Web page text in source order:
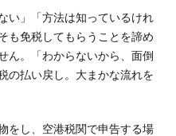
い」「方法は知っているけれ
も免税してもらうことを諦め
ん。「わからないから、面倒
の払い戻し。大まかな流れを
をし、空港税関で申告する場